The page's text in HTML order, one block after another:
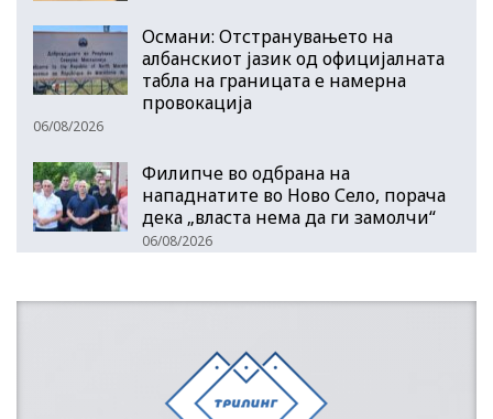
Османи: Отстранувањето на
албанскиот јазик од официјалната
табла на границата е намерна
провокација
06/08/2026
Филипче во одбрана на
нападнатите во Ново Село, порача
дека „власта нема да ги замолчи“
06/08/2026